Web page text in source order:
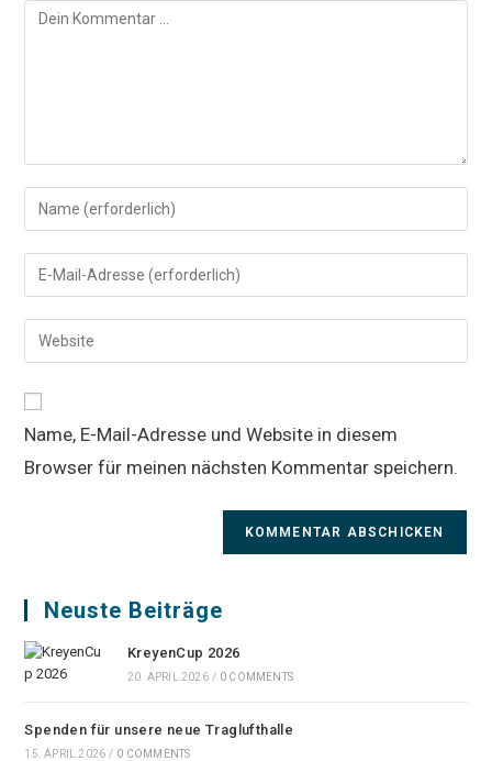
Kommentar
Gib
deinen
Namen
oder
zum
Kommentieren
ein
Gib
deine
E-
Mail-
Kommentieren
ein
Gib
deine
URL
ein
(optional)
Name, E-Mail-Adresse und Website in diesem
Browser für meinen nächsten Kommentar speichern.
Neuste Beiträge
KreyenCup 2026
20. APRIL 2026 / 0 COMMENTS
Spenden für unsere neue Traglufthalle
15. APRIL 2026 / 0 COMMENTS